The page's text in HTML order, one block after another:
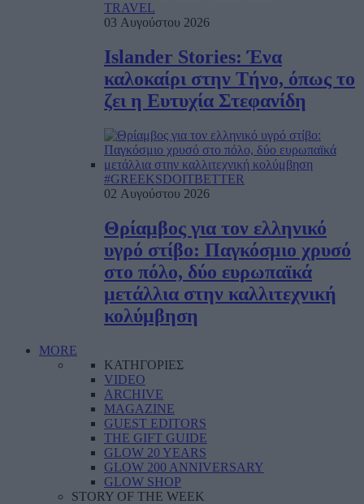
TRAVEL
03 Αυγούστου 2026
Islander Stories: Ένα
καλοκαίρι στην Τήνο, όπως το
ζει η Ευτυχία Στεφανίδη
#GREEKSDOITBETTER
02 Αυγούστου 2026
Θρίαμβος για τον ελληνικό
υγρό στίβο: Παγκόσμιο χρυσό
στο πόλο, δύο ευρωπαϊκά
μετάλλια στην καλλιτεχνική
κολύμβηση
MORE
ΚΑΤΗΓΟΡΙΕΣ
VIDEO
ARCHIVE
MAGAZINE
GUEST EDITORS
THE GIFT GUIDE
GLOW 20 YEARS
GLOW 200 ANNIVERSARY
GLOW SHOP
STORY OF THE WEEK